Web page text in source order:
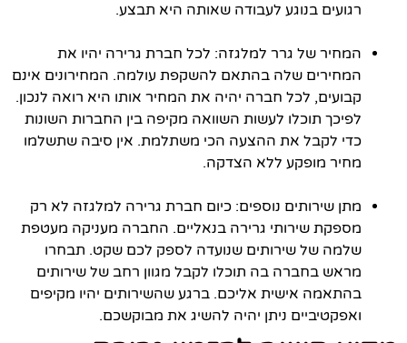
רגועים בנוגע לעבודה שאותה היא תבצע.
המחיר של גרר למלגזה: לכל חברת גרירה יהיו את
המחירים שלה בהתאם להשקפת עולמה. המחירונים אינם
קבועים, לכל חברה יהיה את המחיר אותו היא רואה לנכון.
לפיכך תוכלו לעשות השוואה מקיפה בין החברות השונות
כדי לקבל את ההצעה הכי משתלמת. אין סיבה שתשלמו
מחיר מופקע ללא הצדקה.
מתן שירותים נוספים: כיום חברת גרירה למלגזה לא רק
מספקת שירותי גרירה בנאליים. החברה מעניקה מעטפת
שלמה של שירותים שנועדה לספק לכם שקט. תבחרו
מראש בחברה בה תוכלו לקבל מגוון רחב של שירותים
בהתאמה אישית אליכם. ברגע שהשירותים יהיו מקיפים
ואפקטיביים ניתן יהיה להשיג את מבוקשכם.